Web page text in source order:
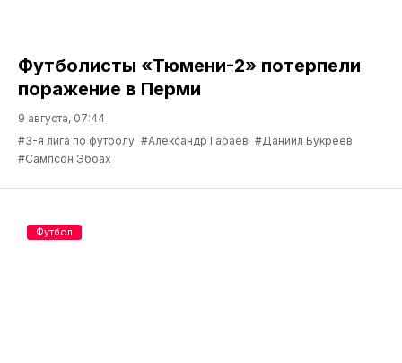
Футболисты «Тюмени-2» потерпели
поражение в Перми
9 августа, 07:44
#3-я лига по футболу #Александр Гараев #Даниил Букреев
#Сампсон Эбоах
Футбол